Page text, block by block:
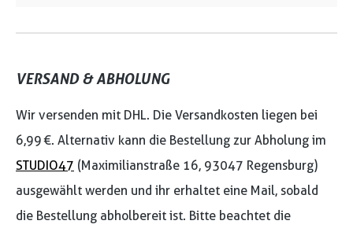
VERSAND & ABHOLUNG
Wir versenden mit DHL. Die Versandkosten liegen bei
6,99 €. Alternativ kann die Bestellung zur Abholung im
STUDIO47 (Maximilianstraße 16, 93047 Regensburg)
ausgewählt werden und ihr erhaltet eine Mail, sobald
die Bestellung abholbereit ist. Bitte beachtet die